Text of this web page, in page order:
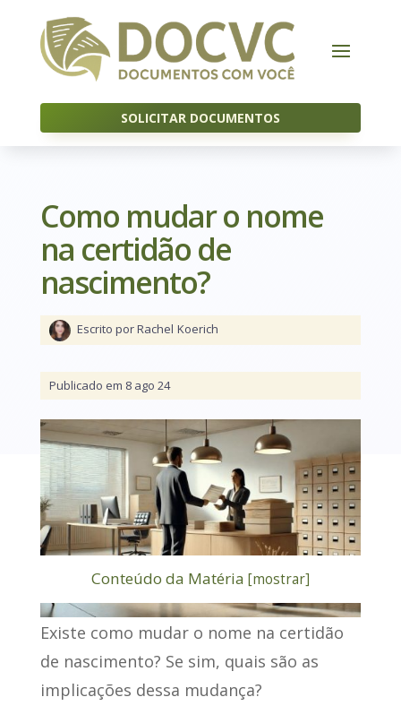
SOLICITAR DOCUMENTOS
Como mudar o nome
na certidão de
nascimento?
Escrito por Rachel Koerich
Publicado em 8 ago 24
Conteúdo da Matéria [mostrar]
Existe como mudar o nome na certidão
de nascimento? Se sim, quais são as
implicações dessa mudança?